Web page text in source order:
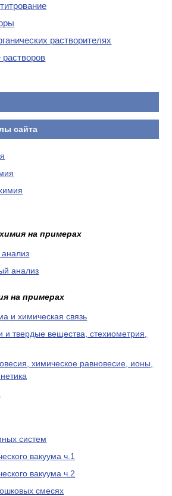
растворителях
сайта
на примерах
анализ
на примерах
и химическая связь
и твердые вещества, стехиометрия,
химическое равновесие, ионы,
систем
вакуума ч.1
вакуума ч.2
смесях